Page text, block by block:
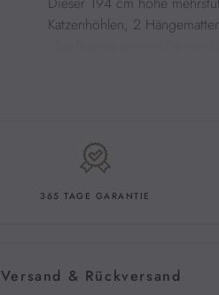
Katzenhöhlen, 2
gleichzeitig verwendet
bequeme
gepolstert und etwa 10 cm
ihre Krallen zu schärfen,
365 TAGE GARANTIE
Versand & Rückversand